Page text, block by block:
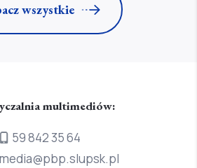
wszystkie
multimediów:
59 842 35 64